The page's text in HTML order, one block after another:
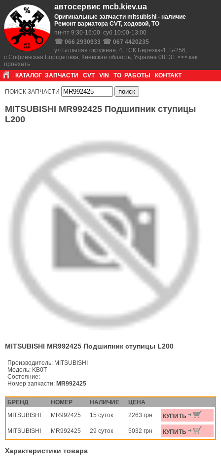
автосервис mcb.kiev.ua
Оригинальные запчасти mitsubishi - наличие
Ремонт вариатора CVT, ходовой, ТО
пн-пт 9:30-16:00 суб 10:00-13:00
☎ 066 2930933 ☎ 067 4420235
ул.Большая окружная, 4, ГСК Березка-1, Б-256,
с.Софиевская Борщаговка, Киевская область, Украина 08131 >>> как
проехать
КАТАЛОГ ЗАПЧАСТИ CVT VIN ТО РАБОТЫ КОНТАКТ
ПОИСК ЗАПЧАСТИ
MITSUBISHI MR992425 Подшипник ступицы
L200
MITSUBISHI MR992425 Подшипник ступицы L200
Производитель: MITSUBISHI
Модель: KB0T
Состояние:
Номер запчасти: MR992425
БРЕНД НОМЕР НАЛИЧИЕ
ЦЕНА
MITSUBISHI
MR992425 15 суток 2263 грн КУПИТЬ
MITSUBISHI MR992425 29 суток 5032 грн КУПИТЬ
Характеристики товара